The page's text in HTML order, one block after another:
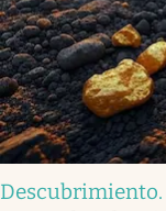
Descubrimiento.